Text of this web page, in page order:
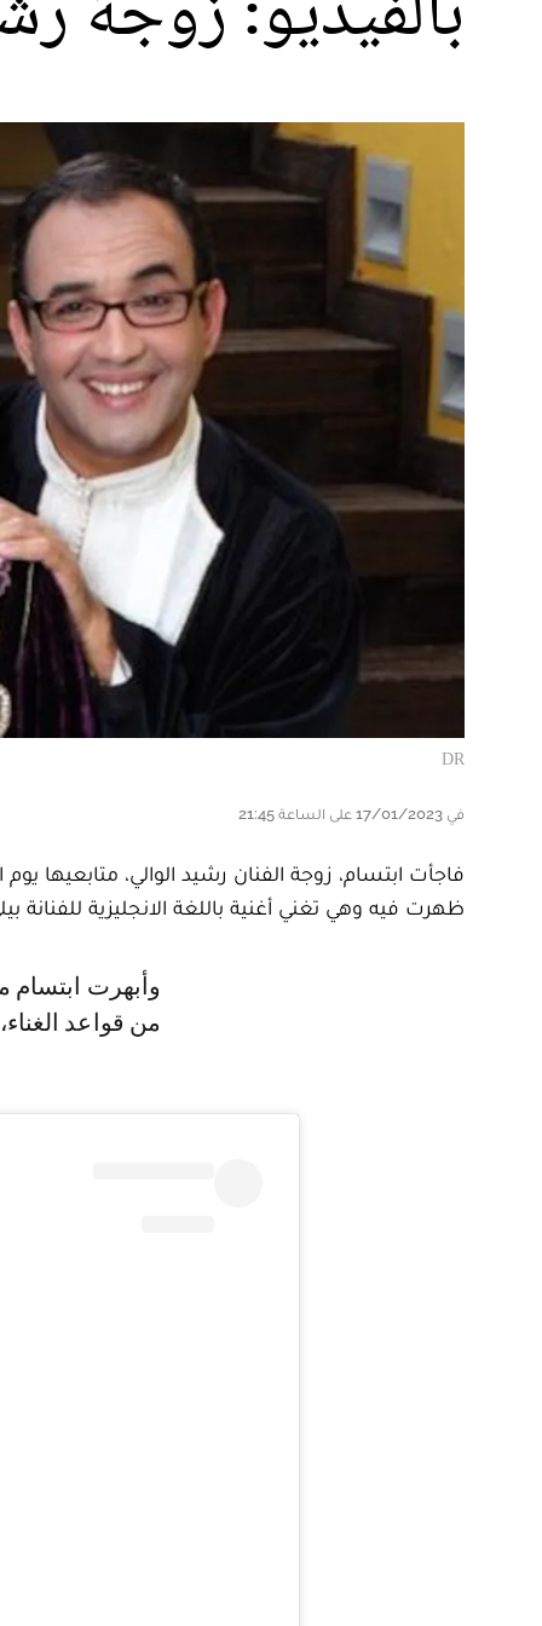
DR
في 17/01/2023 على الساعة 21:45
ظهرت فيه وهي تغني أغنية باللغة الانجليزية للفنانة
وأبهرت ابتسام متابعيها بصوتها الجميل وبإتقانها للغة الإنجليزية، حيث بدت متمكنة
من قواعد